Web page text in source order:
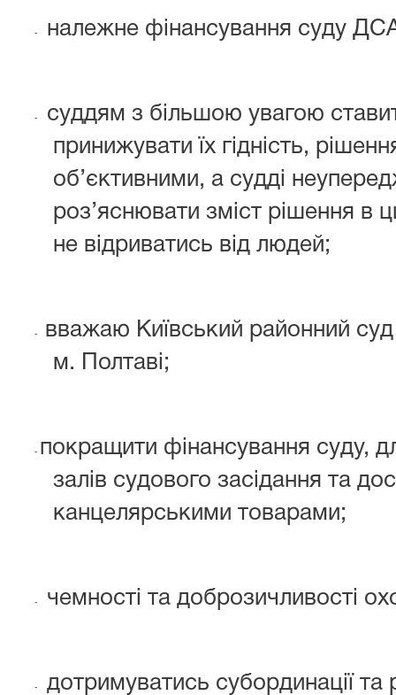
- належне фінансування суду
-
суддям з більшою увагою
принижувати їх гідність,
об’єктивними, а судді
роз’яснювати зміст рішення в
не відриватись від людей;
-
вважаю Київський районний
м. Полтаві;
- покращити фінансування суду,
залів судового засідання та
канцелярськими товарами;
- чемності та доброзичливості
- дотримуватись субординації та